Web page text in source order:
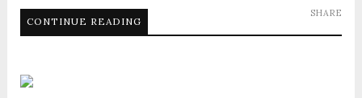
CONTINUE READING
SHARE